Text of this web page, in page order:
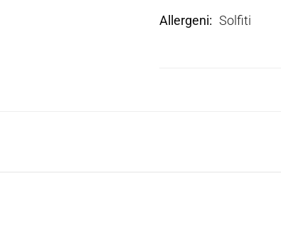
Allergeni Solfiti